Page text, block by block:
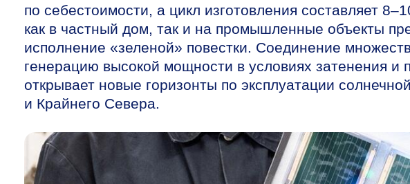
по себестоимости, а цикл изготовления составляет
как в частный дом, так и на промышленные объекты
исполнение «зеленой» повестки. Соединение
генерацию высокой мощности в условиях затенения и
открывает новые горизонты по эксплуатации
и Крайнего Севера.